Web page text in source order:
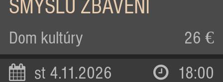
SMYSLŮ ZBAVENÍ
Dom kultúry 26 €
st 4.11.2026 18:00